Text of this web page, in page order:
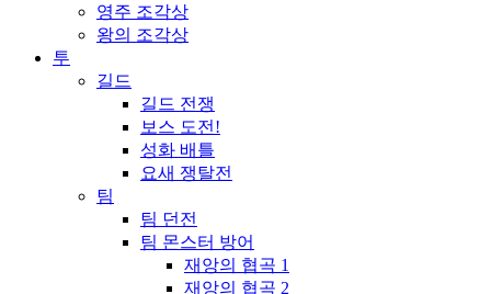
영주 조각상
왕의 조각상
투
길드
길드 전쟁
보스 도전!
성화 배틀
요새 쟁탈전
팀
팀 던전
팀 몬스터 방어
재앙의 협곡 1
재앙의 협곡 2